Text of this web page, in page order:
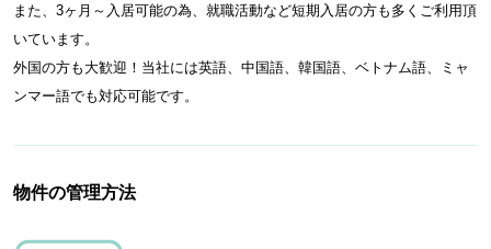
また、3ヶ月～入居可能の為、就職活動など短期入居の方も多くご利用頂
いています。
外国の方も大歓迎！当社には英語、中国語、韓国語、ベトナム語、ミャ
ンマー語でも対応可能です。
物件の管理方法